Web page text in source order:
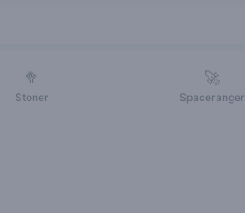
🥦
Stoner
🚀
Spaceranger